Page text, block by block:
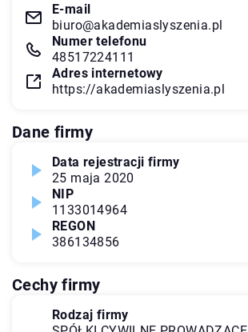
E-mail
biuro@akademiaslyszenia.pl
Numer telefonu
48517224111
Adres internetowy
https://akademiaslyszenia.pl
Dane firmy
Data rejestracji firmy
25 maja 2020
NIP
1133014964
REGON
386134856
Cechy firmy
Rodzaj firmy